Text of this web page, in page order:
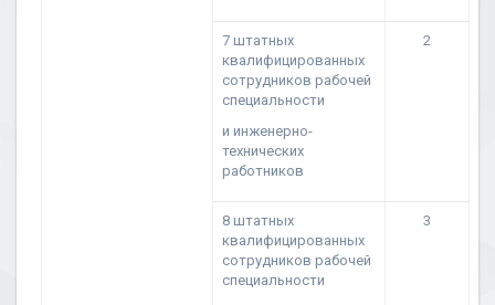
7 штатных
квалифицированных
сотрудников рабочей
специальности
и инженерно-
технических
работников
2
8 штатных
квалифицированных
сотрудников рабочей
специальности
3